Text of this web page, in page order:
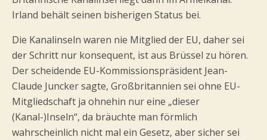
Irland behält seinen bisherigen Status bei.
Die Kanalinseln waren nie Mitglied der EU, daher sei
der Schritt nur konsequent, ist aus Brüssel zu hören.
Der scheidende EU-Kommissionspräsident Jean-
Claude Juncker sagte, Großbritannien sei ohne EU-
Mitgliedschaft ja ohnehin nur eine „dieser
(Kanal-)Inseln“, da bräuchte man förmlich
wahrscheinlich nicht mal ein Gesetz, aber sicher sei